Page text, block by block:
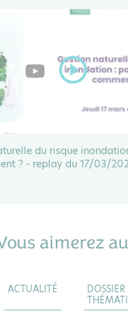
du risque
? - replay du 17/03/
aimerez
ACTUALITÉ
DOSSIER